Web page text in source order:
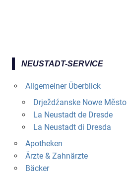
NEUSTADT-SERVICE
Allgemeiner Überblick
Drježdźanske Nowe Město
La Neustadt de Dresde
La Neustadt di Dresda
Apotheken
Ärzte & Zahnärzte
Bäcker